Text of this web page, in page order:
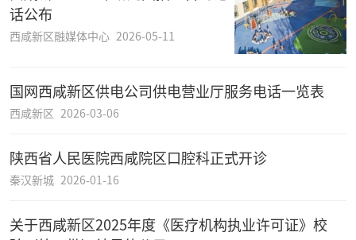
话公布
西咸新区融媒体中心 2026-05-11
国网西咸新区供电公司供电营业厅服务电话一览表
西咸新区 2026-03-06
陕西省人民医院西咸院区口腔科正式开诊
秦汉新城 2026-01-16
​关于西咸新区2025年度《医疗机构执业许可证》校